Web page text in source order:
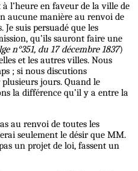
à l’heure en faveur de la ville de
aucune manière au renvoi de
suis persuadé que les
qu’ils sauront faire une
n°351, du 17 décembre 1837)
et les autres villes. Nous
; si nous discutions
jours. Quand le
la différence qu’il y a entre la
au renvoi de toutes les
seulement le désir que MM.
un projet de loi, fassent un